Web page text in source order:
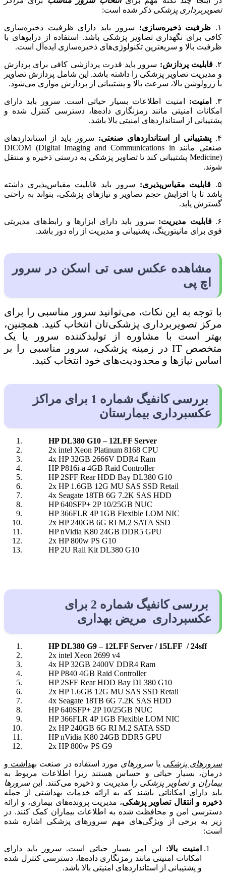
تصویربرداری پزشکی ذکر شده است:
۱. ظرفیت ذخیره‌سازی: سرور باید دارای ظرفیت ذخیره‌سازی
کافی برای نگهداری تصاویر پزشکی باشد. استفاده از درایوهای با
ظرفیت بالا و سریعترین تکنولوژی‌های ذخیره‌سازی ایده‌آل است.
۲. قابلیت پردازش: سرور باید قدرت پردازشی کافی برای پردازش
و مدیریت تصاویر پزشکی را داشته باشد. این شامل پردازش تصاویر
با رزولوشن بالا، سرعت بالا و پشتیبانی از پردازش موازی می‌شود.
۳. امنیت: امنیت اطلاعات بسیار حیاتی است. سرور باید دارای
امکانات امنیتی مانند رمزنگاری داده‌ها، دسترسی کنترل شده و
پشتیبانی از استانداردهای امنیتی بالا باشد.
۴. پشتیبانی از استانداردهای صنعتی: سرور باید از استانداردهای
صنعتی مانند DICOM (Digital Imaging and Communications in
Medicine) پشتیبانی کند تا تصاویر پزشکی به درستی ذخیره و منتقل
شوند.
۵. قابلیت مقیاس‌پذیری: سرور باید قابلیت مقیاس‌پذیری داشته
باشد تا با افزایش حجم تصاویر و نیازهای پزشکی، بتواند به راحتی
گسترش یابد.
۶. قابلیت مدیریت: سرور باید دارای ابزارها و رابط‌های مدیریتی
قوی برای مانیتورینگ، پشتیبانی و مدیریت از راه دور باشد.
مشاهده عکس سی تی اسکن در سرور
اچ پی
با توجه به این نکات، می‌توانید سرور مناسبی را برای
مرکز تصویربرداری پزشکی‌تان انتخاب کنید. همچنین،
بهتر است با مشاوره از تولیدکننده سرور یا یک
متخصص IT در زمینه پزشکی، سرور مناسبی را بر
اساس نیازها و محدودیت‌های خود انتخاب کنید.
بررسی کانفیگ شماره 1 برای مراکز
عکسبرداری بیمارستان
HP DL380 G10 – 12LFF Server
2x intel Xeon Platinum 8168 CPU
4x HP 32GB 2666V DDR4 Ram
HP P816i-a 4GB Raid Controller
HP 2SFF Rear HDD Bay DL380 G10
2x HP 1.6GB 12G MU SAS SSD Retail
4x Seagate 18TB 6G 7.2K SAS HDD
HP 640SFP+ 2P 10/25GB NUC
HP 366FLR 4P 1GB Flexible LOM NIC
2x HP 240GB 6G RI M.2 SATA SSD
HP nVidia K80 24GB DDR5 GPU
2x HP 800w PS G10
HP 2U Rail Kit DL380 G10
بررسی کانفیگ شماره 2 برای
عکسبرداری مریض بهداری
HP DL380 G9 – 12LFF Server / 15LFF / 24sff
2x intel Xeon 2699 v4
4x HP 32GB 2400V DDR4 Ram
HP P840 4GB Raid Controller
HP 2SFF Rear HDD Bay DL380 G10
2x HP 1.6GB 12G MU SAS SSD Retail
4x Seagate 18TB 6G 7.2K SAS HDD
HP 640SFP+ 2P 10/25GB NUC
HP 366FLR 4P 1GB Flexible LOM NIC
2x HP 240GB 6G RI M.2 SATA SSD
HP nVidia K80 24GB DDR5 GPU
2x HP 800w PS G9
سرورهای پزشکی یاسرورهای مورد استفاده در صنعت بهداشت و
درمان، بسیار حیاتی و حساس هستند زیرا اطلاعات مربوط به
بیماران و تصاویر پزشکی را مدیریت و ذخیره می‌کنند. اینسرورها
باید دارای امکاناتی باشند که به ارائه خدمات بهداشتی از جمله
ذخیره و انتقال تصاویر پزشکی، مدیریت پرونده‌های بیماری، و ارائه
دسترسی امن و محافظت شده به اطلاعات بیماران کمک کنند. در
زیر به برخی از ویژگی‌های مهم سرورهای پزشکی اشاره شده
است:
امنیت بالا: این امر بسیار حیاتی است.سرور باید دارای
امکانات امنیتی مانند رمزنگاری داده‌ها، دسترسی کنترل شده
و پشتیبانی از استانداردهای امنیتی بالا باشد.